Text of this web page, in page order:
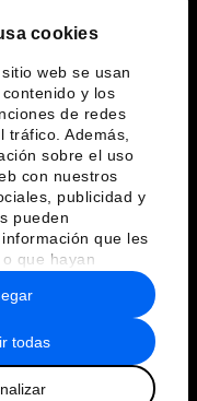
cookies
web se usan
y los
de redes
tráfico. Además,
sobre el uso
con nuestros
publicidad y
pueden
que les
que hayan
uso que haya
todas
de uso
Mundial